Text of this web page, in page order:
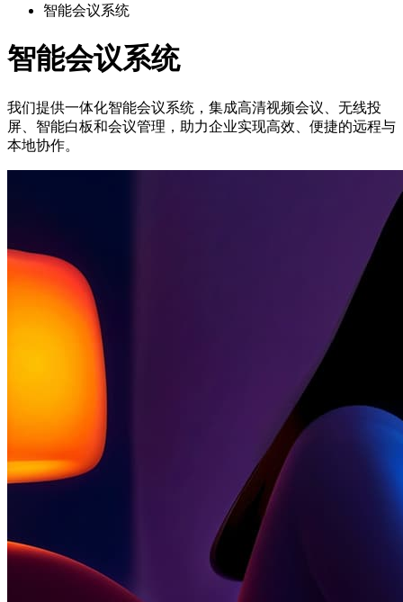
智能会议系统
智能会议系统
我们提供一体化智能会议系统，集成高清视频会议、无线投
屏、智能白板和会议管理，助力企业实现高效、便捷的远程与
本地协作。